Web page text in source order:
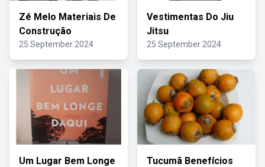
Zé Melo Materiais De
Construção
25 September 2024
Vestimentas Do Jiu
Jitsu
25 September 2024
Um Lugar Bem Longe Tucumã Benefícios